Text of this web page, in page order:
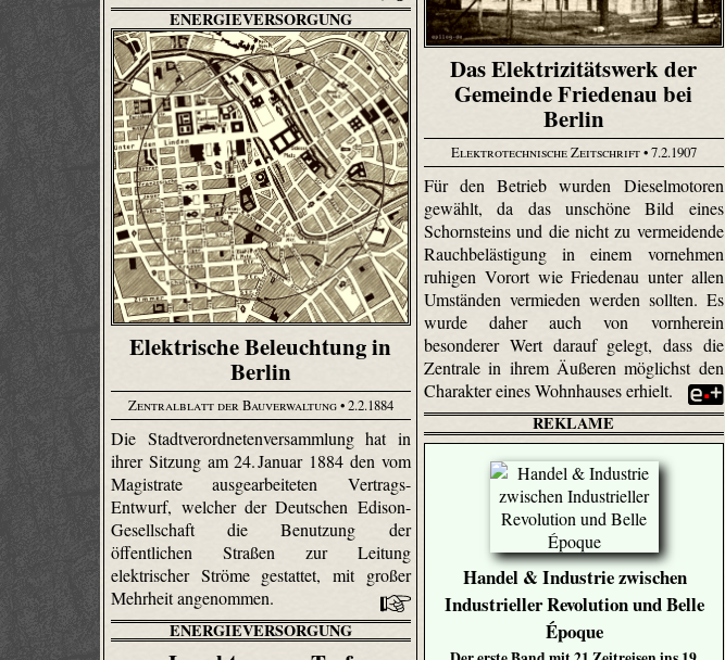
Das Elektrizitätswerk der
Gemeinde Friedenau bei
Berlin
Elektrotechnische Zeitschrift• 7.2.1907
Für den Betrieb wurden Dieselmotoren
gewählt, da das unschöne Bild eines
Schornsteins und die nicht zu vermeidende
Rauchbelästigung in einem vornehmen
ruhigen Vorort wie Friedenau unter allen
Umständen vermieden werden sollten. Es
wurde daher auch von vornherein
besonderer Wert darauf gelegt, dass die
Zentrale in ihrem Äußeren möglichst den
Charakter eines Wohnhauses erhielt.
ENERGIEVERSORGUNG
Elektrische Beleuchtung in
Berlin
Zentralblatt der Bauverwaltung• 2.2.1884
Die Stadtverordnetenversammlung hat in
ihrer Sitzung am 24. Januar 1884 den vom
Magistrate ausgearbeiteten Vertrags-
Entwurf, welcher der Deutschen Edison-
Gesellschaft die Benutzung der
öffentlichen Straßen zur Leitung
elektrischer Ströme gestattet, mit großer
Mehrheit angenommen.
REKLAME
Handel & Industrie zwischen
Industrieller Revolution und Belle
Époque
ENERGIEVERSORGUNG